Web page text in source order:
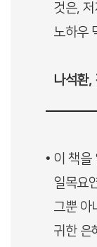
것은,
노하우
나석환,
• 이 책을
일목요
그뿐 아
귀한 은